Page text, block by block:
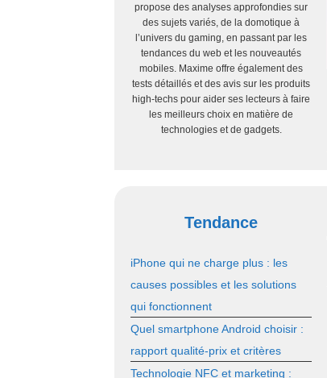
propose des analyses approfondies sur
des sujets variés, de la domotique à
l’univers du gaming, en passant par les
tendances du web et les nouveautés
mobiles. Maxime offre également des
tests détaillés et des avis sur les produits
high-techs pour aider ses lecteurs à faire
les meilleurs choix en matière de
technologies et de gadgets.
Tendance
iPhone qui ne charge plus : les
causes possibles et les solutions
qui fonctionnent
Quel smartphone Android choisir :
rapport qualité-prix et critères
Technologie NFC et marketing :